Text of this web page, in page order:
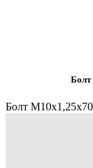
Болт